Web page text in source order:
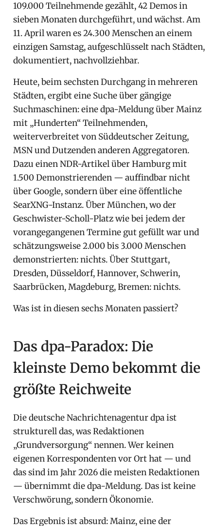
109.000 Teilnehmende gezählt, 42 Demos in
sieben Monaten durchgeführt, und wächst. Am
11. April waren es 24.300 Menschen an einem
einzigen Samstag, aufgeschlüsselt nach Städten,
dokumentiert, nachvollziehbar.
Heute, beim sechsten Durchgang in mehreren
Städten, ergibt eine Suche über gängige
Suchmaschinen: eine dpa-Meldung über Mainz
mit „Hunderten“ Teilnehmenden,
weiterverbreitet von Süddeutscher Zeitung,
MSN und Dutzenden anderen Aggregatoren.
Dazu einen NDR-Artikel über Hamburg mit
1.500 Demonstrierenden — auffindbar nicht
über Google, sondern über eine öffentliche
SearXNG-Instanz. Über München, wo der
Geschwister-Scholl-Platz wie bei jedem der
vorangegangenen Termine gut gefüllt war und
schätzungsweise 2.000 bis 3.000 Menschen
demonstrierten: nichts. Über Stuttgart,
Dresden, Düsseldorf, Hannover, Schwerin,
Saarbrücken, Magdeburg, Bremen: nichts.
Was ist in diesen sechs Monaten passiert?
Das dpa-Paradox: Die
kleinste Demo bekommt die
größte Reichweite
Die deutsche Nachrichtenagentur dpa ist
strukturell das, was Redaktionen
„Grundversorgung“ nennen. Wer keinen
eigenen Korrespondenten vor Ort hat — und
das sind im Jahr 2026 die meisten Redaktionen
— übernimmt die dpa-Meldung. Das ist keine
Verschwörung, sondern Ökonomie.
Das Ergebnis ist absurd: Mainz, eine der